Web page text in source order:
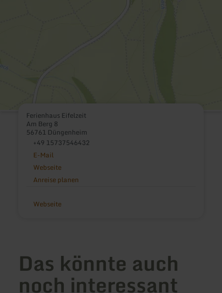
Ferienhaus Eifelzeit
Am Berg 8
56761 Düngenheim
+49 15737546432
E-Mail
Webseite
Anreise planen
Webseite
Das könnte auch
noch interessant